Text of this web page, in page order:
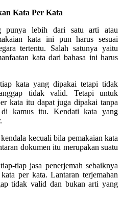
Kata Per Kata
punya lebih dari satu arti atau
kata ini pun harus sesuai
tertentu. Salah satunya yaitu
kata dari bahasa ini harus
kata yang dipakai tetapi tidak
tidak valid. Tetapi untuk
kata itu dapat juga dipakai tanpa
kamus itu. Kendati kata yang
kecuali bila pemakaian kata
dokumen itu merupakan suatu
tiap jasa penerjemah sebaiknya
per kata. Lantaran terjemahan
tidak valid dan bukan arti yang